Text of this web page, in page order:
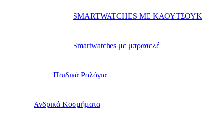
SMARTWATCHES ΜΕ ΚΑΟΥΤΣΟΥΚ
Smartwatches με μπρασελέ
Παιδικά Ρολόγια
Ανδρικά Κοσμήματα